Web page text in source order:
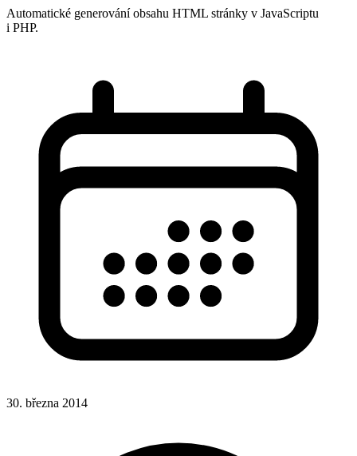
Automatické generování obsahu HTML stránky v JavaScriptu
i PHP.
30. března 2014